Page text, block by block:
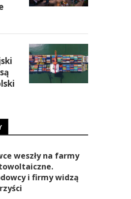
weszły na farmy
i firmy widzą